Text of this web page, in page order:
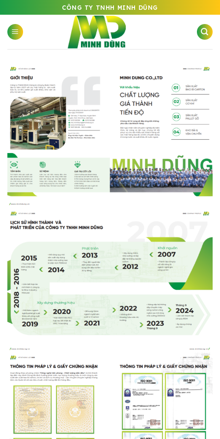
qua
nội
dung
CÔNG TY TNHH MINH DŨNG